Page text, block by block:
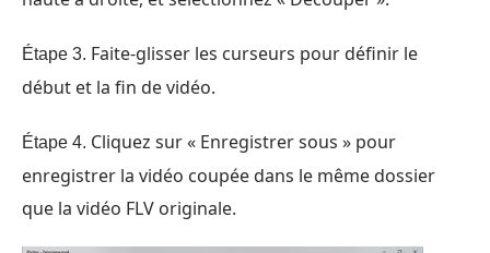
Étape 3. Faite-glisser les curseurs pour définir le
début et la fin de vidéo.
Étape 4. Cliquez sur « Enregistrer sous » pour
enregistrer la vidéo coupée dans le même dossier
que la vidéo FLV originale.